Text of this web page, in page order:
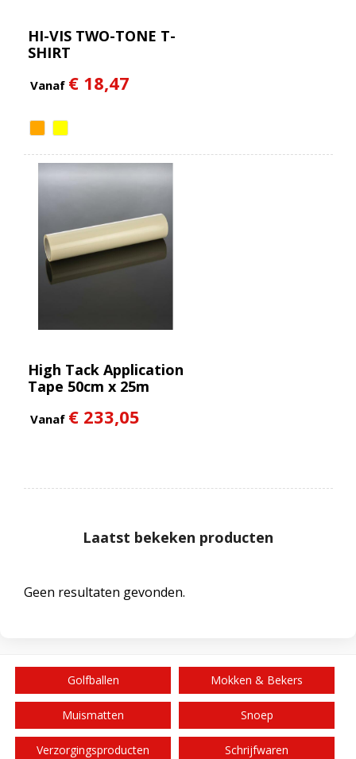
HI-VIS TWO-TONE T-
SHIRT
Vanaf € 18,47
High Tack Application
Tape 50cm x 25m
Vanaf € 233,05
Laatst bekeken producten
Geen resultaten gevonden.
Golfballen Mokken & Bekers
Muismatten Snoep
Verzorgingsproducten Schrijfwaren